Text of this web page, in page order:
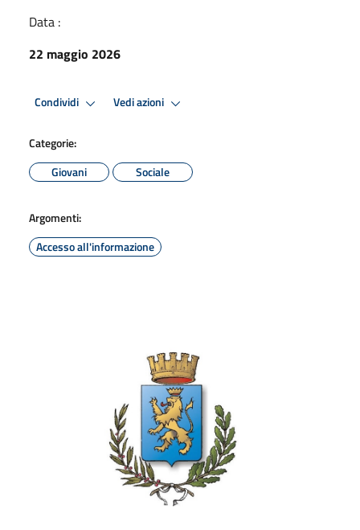
Data :
22 maggio 2026
Condividi Vedi azioni
Categorie:
Giovani
Sociale
Argomenti:
Accesso all'informazione